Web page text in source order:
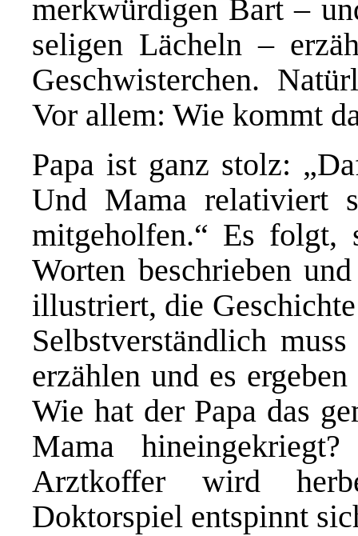
merkwürdigen Bart –
seligen Lächeln –
Geschwisterchen.
Vor allem: Wie kommt
Papa ist ganz stolz:
Und Mama relativiert
mitgeholfen.“ Es folgt,
Worten beschrieben
illustriert, die
Selbstverständlich
erzählen und es
Wie hat der Papa das
Mama
Arztkoffer wird
Doktorspiel entspinnt